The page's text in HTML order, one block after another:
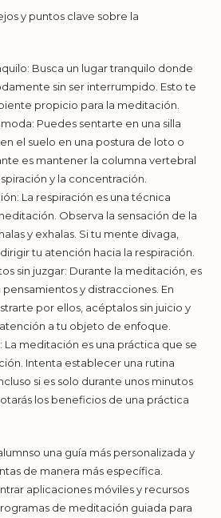
y puntos clave sobre la
Busca un lugar tranquilo donde
sin ser interrumpido. Esto te
propicio para la meditación.
Puedes sentarte en una silla
el suelo en una postura de loto o
es mantener la columna vertebral
y la concentración.
La respiración es una técnica
Observa la sensación de la
y exhalas. Si tu mente divaga,
tu atención hacia la respiración.
sin juzgar: Durante la meditación, es
y distracciones. En
por ellos, acéptalos sin juicio y
a tu objeto de enfoque.
meditación es una práctica que se
Intenta establecer una rutina
si es solo durante unos minutos
los beneficios de una práctica
una guía más personalizada y
de manera más específica.
aplicaciones móviles y recursos
de meditación guiada para